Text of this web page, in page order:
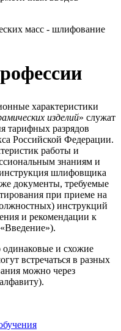
масс - шлифование
характеристики
изделий» служат
тарифных разрядов
Российской Федерации.
работы и
знаниям и
шлифовщика
документы, требуемые
при приеме на
инструкций
и рекомендации к
и схожие
встречаться в разных
можно через